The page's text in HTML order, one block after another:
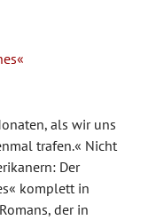
als wir uns
trafen.« Nicht
Der
komplett in
der in